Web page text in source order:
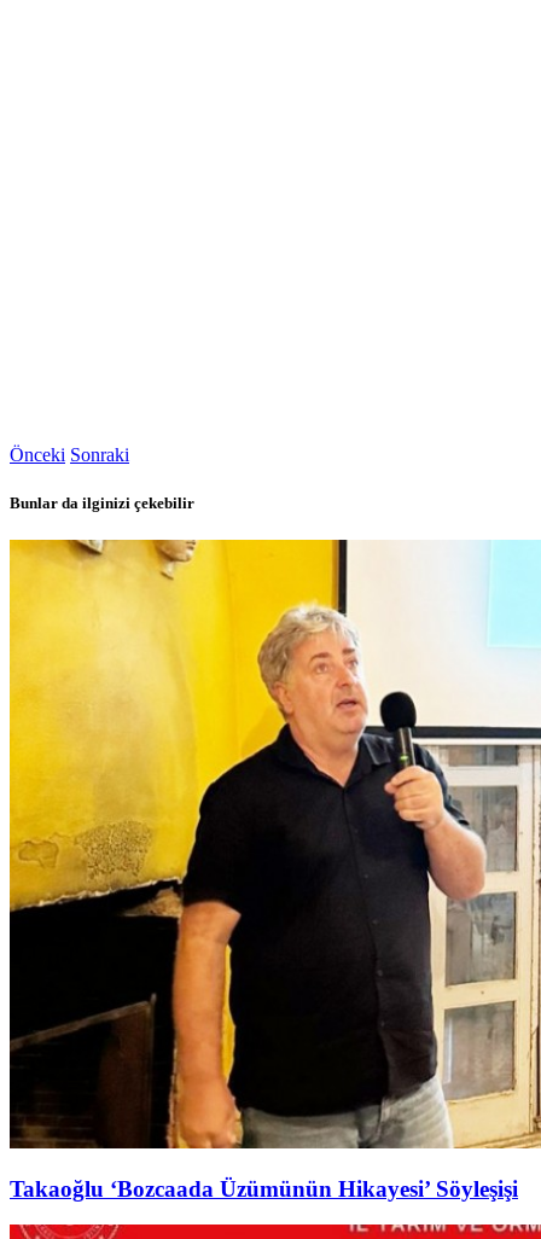
Önceki Sonraki
Bunlar da ilginizi çekebilir
Takaoğlu ‘Bozcaada Üzümünün Hikayesi’ Söyleşişi